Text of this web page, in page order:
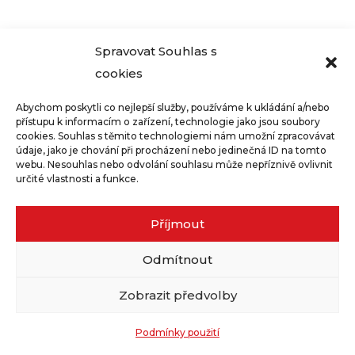
Spravovat Souhlas s
cookies
Abychom poskytli co nejlepší služby, používáme k ukládání a/nebo
přístupu k informacím o zařízení, technologie jako jsou soubory
cookies. Souhlas s těmito technologiemi nám umožní zpracovávat
údaje, jako je chování při procházení nebo jedinečná ID na tomto
webu. Nesouhlas nebo odvolání souhlasu může nepříznivě ovlivnit
určité vlastnosti a funkce.
Příjmout
Odmítnout
Zobrazit předvolby
Podmínky použití
Spojte se s námi
Kontakt
Ochrana osobních údajů|Cookies
Obserwuj